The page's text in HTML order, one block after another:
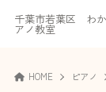
千葉市若葉区 わ
アノ教室
HOME ピアノ